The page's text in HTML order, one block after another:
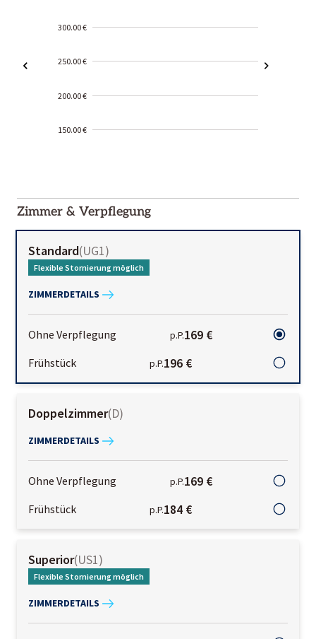
300.00 €
250.00 €
200.00 €
150.00 €
01-02
Zimmer & Verpflegung
Standard(UG1)
Flexible Stornierung möglich
ZIMMERDETAILS
Ohne Verpflegung p.P.169 €
Frühstück p.P.196 €
Doppelzimmer(D)
ZIMMERDETAILS
Ohne Verpflegung p.P.169 €
Frühstück p.P.184 €
Superior(US1)
Flexible Stornierung möglich
ZIMMERDETAILS